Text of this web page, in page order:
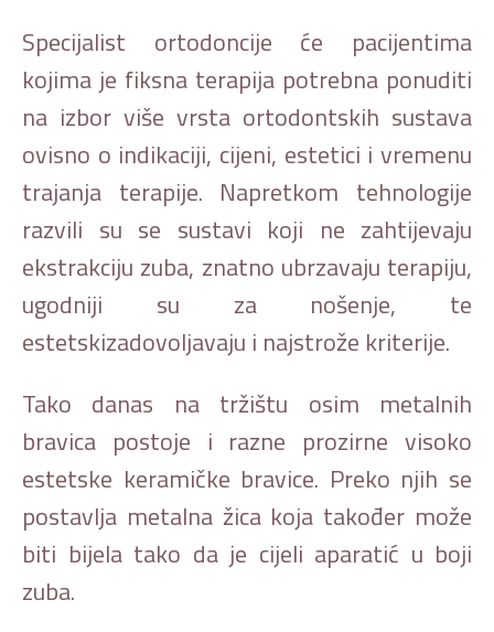
Specijalist ortodoncije će pacijentima
kojima je fiksna terapija potrebna ponuditi
na izbor više vrsta ortodontskih sustava
ovisno o indikaciji, cijeni, estetici i vremenu
trajanja terapije. Napretkom tehnologije
razvili su se sustavi koji ne zahtijevaju
ekstrakciju zuba, znatno ubrzavaju terapiju,
ugodniji su za nošenje, te
estetskizadovoljavaju i najstrože kriterije.
Tako danas na tržištu osim metalnih
bravica postoje i razne prozirne visoko
estetske keramičke bravice. Preko njih se
postavlja metalna žica koja također može
biti bijela tako da je cijeli aparatić u boji
zuba.